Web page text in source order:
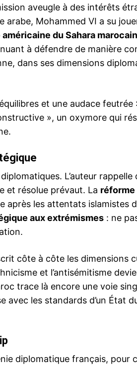
Insight
Mon compte
aveugle à des intérêts
arabe, Mohammed VI a su
du Sahara
à défendre de manière
dans ses dimensions
et une audace feutrée :
», un oxymore qui
L’auteur rappelle
et résolue prévaut. La réforme
après les attentats islamistes
aux extrémismes : ne
côte à côte les dimensions
et l’antisémitisme
trace là encore une voie
avec les standards d’un État
diplomatique français, pour